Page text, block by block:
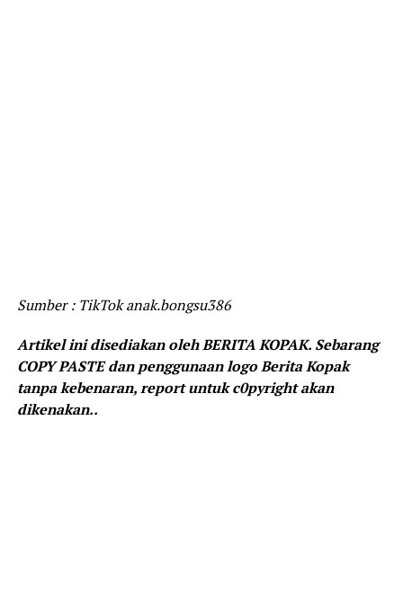
Sumber : TikTok anak.bongsu386
Artikel ini disediakan oleh BERITA KOPAK. Sebarang
COPY PASTE dan penggunaan logo Berita Kopak
tanpa kebenaran, report untuk c0pyright akan
dikenakan..